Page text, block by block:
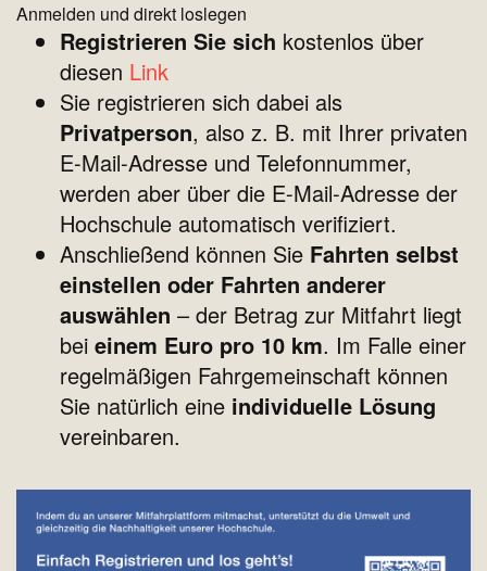
Anmelden und direkt loslegen
Registrieren Sie sich kostenlos über
diesen Link
Sie registrieren sich dabei als
Privatperson, also z. B. mit Ihrer privaten
E-Mail-Adresse und Telefonnummer,
werden aber über die E-Mail-Adresse der
Hochschule automatisch verifiziert.
Anschließend können Sie Fahrten selbst
einstellen oder Fahrten anderer
auswählen – der Betrag zur Mitfahrt liegt
bei einem Euro pro 10 km. Im Falle einer
regelmäßigen Fahrgemeinschaft können
Sie natürlich eine individuelle Lösung
vereinbaren.